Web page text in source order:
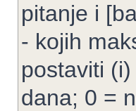
pitanje i
- kojih
postaviti
dana; 0 =